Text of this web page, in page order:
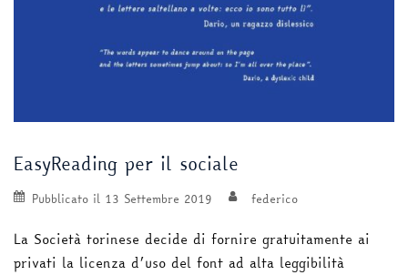
EasyReading per il sociale
Pubblicato il 13 Settembre 2019 federico
La Società torinese decide di fornire gratuitamente ai
privati la licenza d’uso del font ad alta leggibilità